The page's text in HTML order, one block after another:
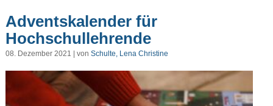
Adventskalender für
Hochschullehrende
08. Dezember 2021 | von Schulte, Lena Christine